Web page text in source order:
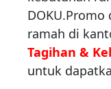
ramah di
Tagihan &
untuk